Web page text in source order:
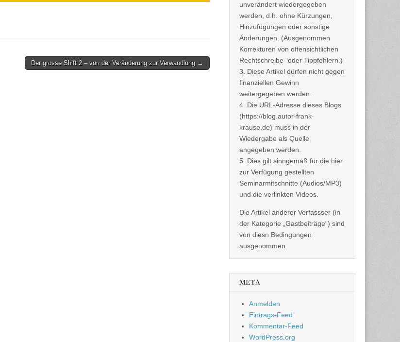
Der grosse Shift 2 – von der Veränderung zur Verwandlung →
unverändert wiedergegeben
werden, d.h. ohne Kürzungen,
Hinzufügungen oder sonstige
Änderungen. (Ausgenommen
Korrekturen von offensichtlichen
Rechtschreibe- oder Tippfehlern.)
3. Diese Artikel dürfen nicht gegen
finanziellen Gewinn
weitergegeben werden.
4. Die URL-Adresse dieses Blogs
(https://blog.autor-frank-
krause.de) muss in der
Wiedergabe als Quelle
angegeben werden.
5. Dies gilt sinngemäß für die hier
zur Verfügung gestellten
Seminarmitschnitte (Audios/MP3)
und die verlinkten Videos.
Die Artikel anderer Verfassser (in
der Kategorie „Gastbeiträge“) sind
von diesn Bedingungen
ausgenommen.
META
Anmelden
Eintrags-Feed
Kommentar-Feed
WordPress.org